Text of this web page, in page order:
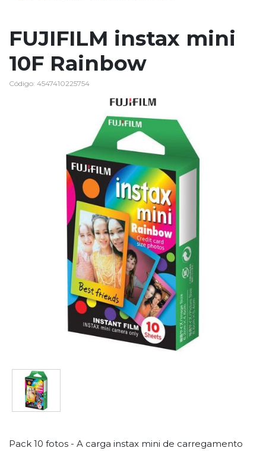
FUJIFILM instax mini
10F Rainbow
Código: 4547410225754
Pack 10 fotos - A carga instax mini de carregamento